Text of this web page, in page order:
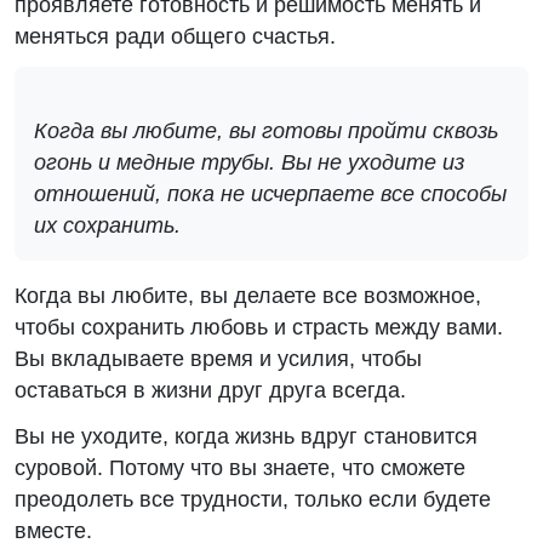
проявляете готовность и решимость менять и
меняться ради общего счастья.
Когда вы любите, вы готовы пройти сквозь
огонь и медные трубы. Вы не уходите из
отношений, пока не исчерпаете все способы
их сохранить.
Когда вы любите, вы делаете все возможное,
чтобы сохранить любовь и страсть между вами.
Вы вкладываете время и усилия, чтобы
оставаться в жизни друг друга всегда.
Вы не уходите, когда жизнь вдруг становится
суровой. Потому что вы знаете, что сможете
преодолеть все трудности, только если будете
вместе.